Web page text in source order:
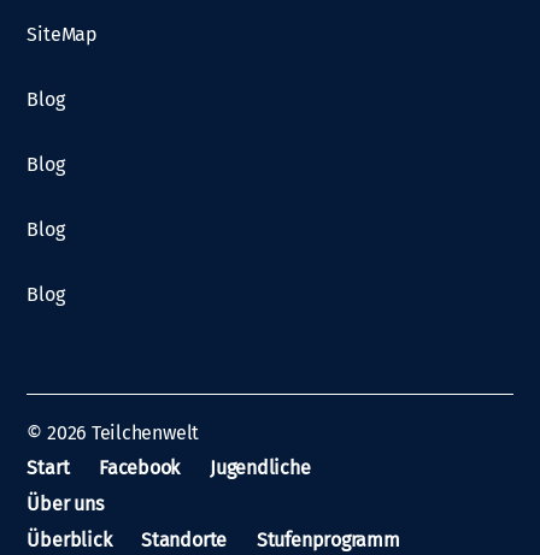
SiteMap
Blog
Blog
Blog
Blog
© 2026 Teilchenwelt
Start
Facebook
Jugendliche
Über uns
Überblick
Standorte Stufenprogramm